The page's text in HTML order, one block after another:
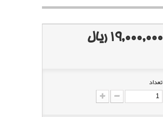
19,000,000 ریال
تعداد